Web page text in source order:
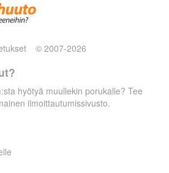
© 2007-2026
hyötyä muullekin porukalle? Tee
ilmoittautumissivusto.